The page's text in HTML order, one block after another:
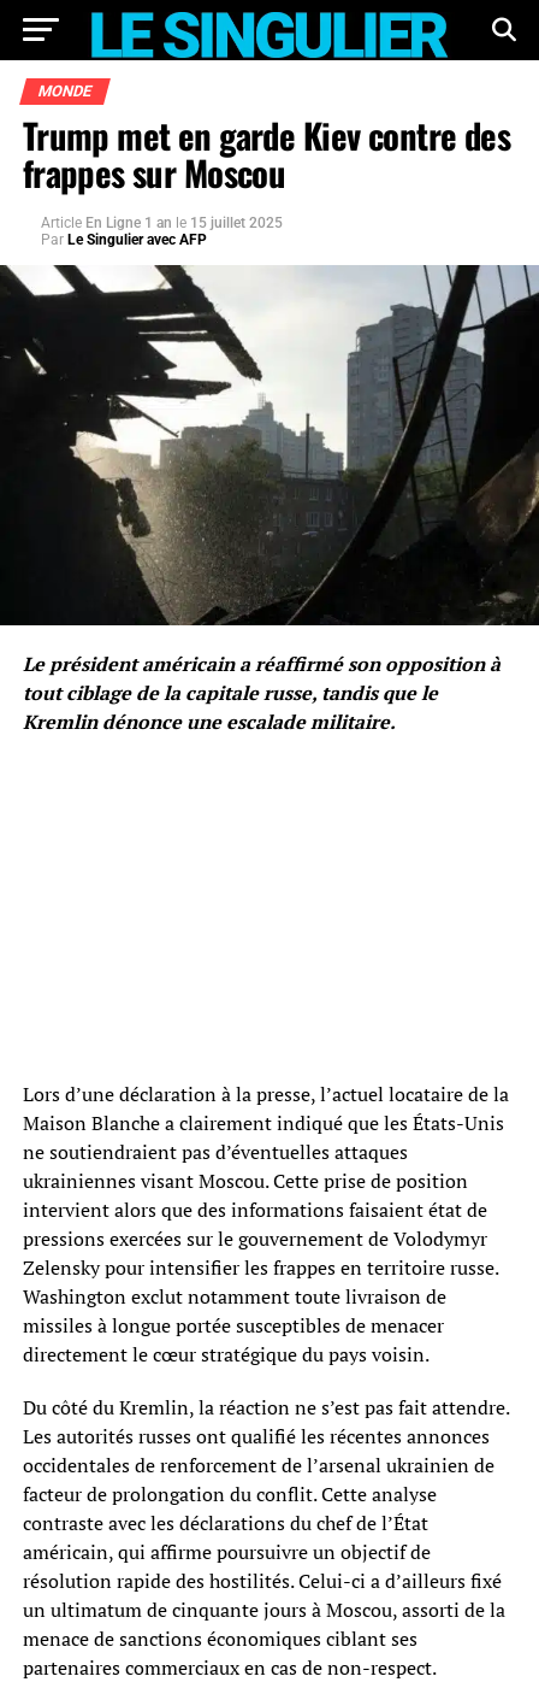
MONDE
Trump met en garde Kiev contre des
frappes sur Moscou
Article En Ligne 1 an le 15 juillet 2025
Par Le Singulier avec AFP
Le président américain a réaffirmé son opposition à
tout ciblage de la capitale russe, tandis que le
Kremlin dénonce une escalade militaire.
Lors d’une déclaration à la presse, l’actuel locataire de la
Maison Blanche a clairement indiqué que les États-Unis
ne soutiendraient pas d’éventuelles attaques
ukrainiennes visant Moscou. Cette prise de position
intervient alors que des informations faisaient état de
pressions exercées sur le gouvernement de Volodymyr
Zelensky pour intensifier les frappes en territoire russe.
Washington exclut notamment toute livraison de
missiles à longue portée susceptibles de menacer
directement le cœur stratégique du pays voisin.
Du côté du Kremlin, la réaction ne s’est pas fait attendre.
Les autorités russes ont qualifié les récentes annonces
occidentales de renforcement de l’arsenal ukrainien de
facteur de prolongation du conflit. Cette analyse
contraste avec les déclarations du chef de l’État
américain, qui affirme poursuivre un objectif de
résolution rapide des hostilités. Celui-ci a d’ailleurs fixé
un ultimatum de cinquante jours à Moscou, assorti de la
menace de sanctions économiques ciblant ses
partenaires commerciaux en cas de non-respect.